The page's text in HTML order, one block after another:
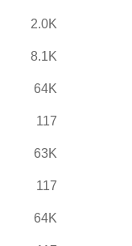
2.0K
8.1K
64K
117
63K
117
64K